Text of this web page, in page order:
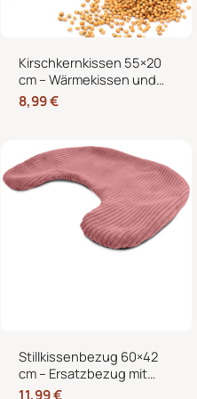
Kirschkernkissen 55×20
cm – Wärmekissen und
Kältekissen mit 100%
Kirschkernen, für
Nacken Rücken Bauch
8,99€
Stillkissenbezug 60×42
cm – Ersatzbezug mit
Reißverschluss für
11,99€